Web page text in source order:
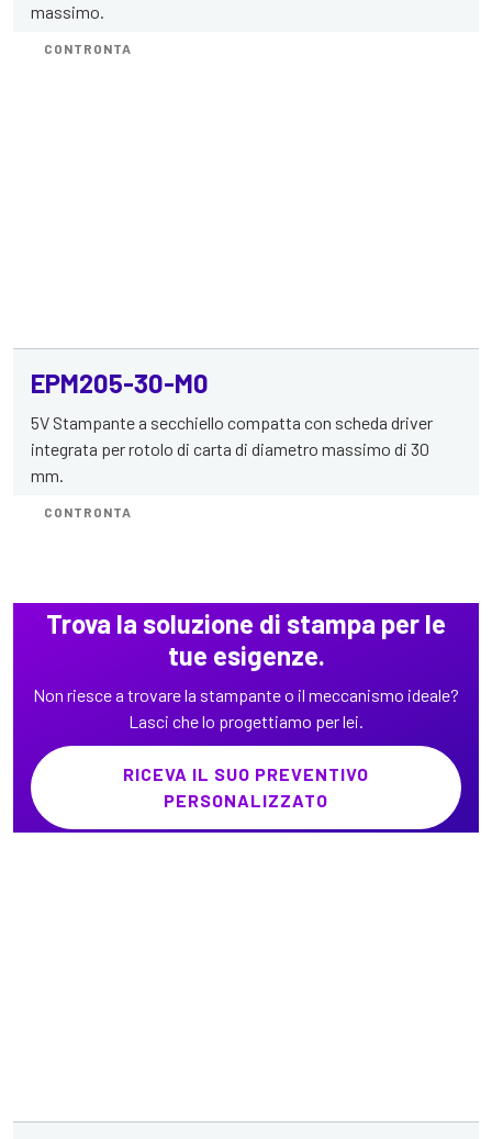
massimo.
CONTRONTA
EPM205-30-M0
5V Stampante a secchiello compatta con scheda driver
integrata per rotolo di carta di diametro massimo di 30
mm.
CONTRONTA
Trova la soluzione di stampa per le
tue esigenze.
Non riesce a trovare la stampante o il meccanismo ideale?
Lasci che lo progettiamo per lei.
RICEVA IL SUO PREVENTIVO
PERSONALIZZATO